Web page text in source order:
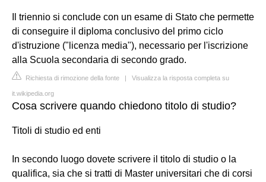
Il triennio si conclude con un esame di Stato che permette
di conseguire il diploma conclusivo del primo ciclo
d'istruzione ("licenza media"), necessario per l'iscrizione
alla Scuola secondaria di secondo grado.
Richiesta di rimozione della fonte | Visualizza la risposta completa su
it.wikipedia.org
Cosa scrivere quando chiedono titolo di studio?
Titoli di studio ed enti
In secondo luogo dovete scrivere il titolo di studio o la
qualifica, sia che si tratti di Master universitari che di corsi